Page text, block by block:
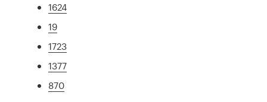
1624
19
1723
1377
870